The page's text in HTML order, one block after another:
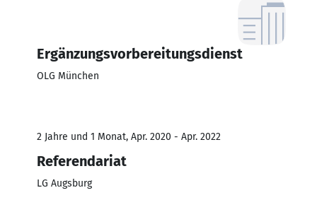
Ergänzungsvorbereitungsdienst
OLG München
2 Jahre und 1 Monat, Apr. 2020 - Apr. 2022
Referendariat
LG Augsburg